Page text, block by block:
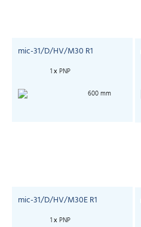
mic-31/D/HV/M30 R1
1 х PNP
600 mm
mic-31/D/HV/M30E R1
1 х PNP